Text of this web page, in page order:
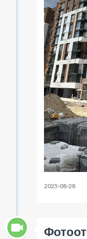
2025-08-28